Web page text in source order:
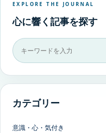
EXPLORE THE JOURNAL
心に響く記事を探す
カテゴリー
意識・心・気付き